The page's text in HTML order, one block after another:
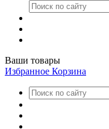
Ваши товары
Избранное Корзина